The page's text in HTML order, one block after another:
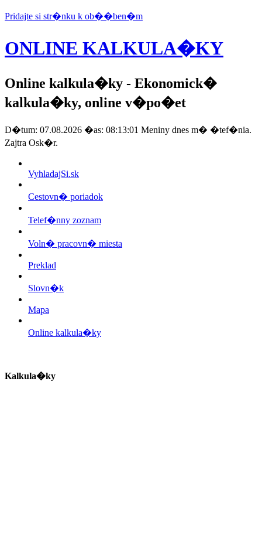
Pridajte si str�nku k ob��ben�m
ONLINE KALKULA�KY
Online kalkula�ky - Ekonomick�
kalkula�ky, online v�po�et
D�tum: 07.08.2026 �as: 08:13:01 Meniny dnes m� �tef�nia.
Zajtra Osk�r.
VyhladajSi.sk
Cestovn� poriadok
Telef�nny zoznam
Voln� pracovn� miesta
Preklad
Slovn�k
Mapa
Online kalkula�ky
Kalkula�ky